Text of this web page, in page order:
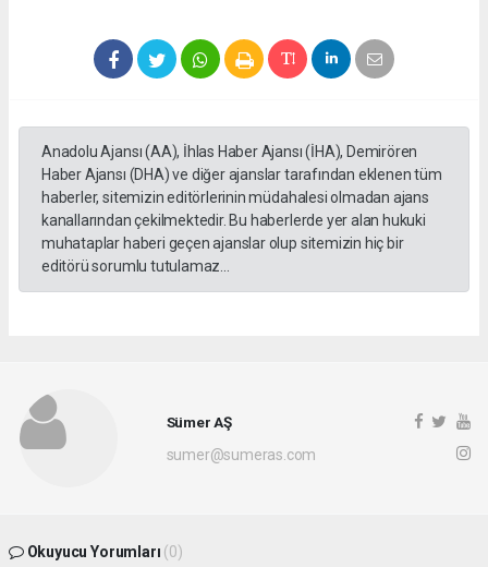
Anadolu Ajansı (AA), İhlas Haber Ajansı (İHA), Demirören
Haber Ajansı (DHA) ve diğer ajanslar tarafından eklenen tüm
haberler, sitemizin editörlerinin müdahalesi olmadan ajans
kanallarından çekilmektedir. Bu haberlerde yer alan hukuki
muhataplar haberi geçen ajanslar olup sitemizin hiç bir
editörü sorumlu tutulamaz...
Sümer AŞ
sumer@sumeras.com
Okuyucu Yorumları (0)